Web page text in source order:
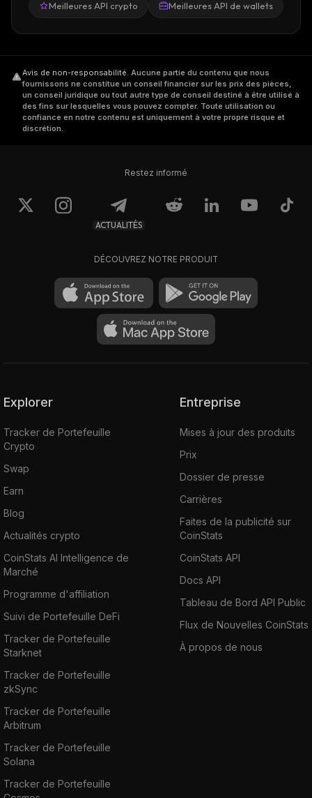
Meilleures API crypto Meilleures API de wallets
Avis de non-responsabilité Aucune partie du contenu que nous
fournissons ne constitue un conseil financier sur les prix des pièces,
un conseil juridique ou tout autre type de conseil destiné à être utilisé à
des fins sur lesquelles vous pouvez compter. Toute utilisation ou
confiance en notre contenu est uniquement à votre propre risque et
discrétion.
Restez informé
ACTUALITÉS
DÉCOUVREZ NOTRE PRODUIT
Explorer
Tracker de Portefeuille
Crypto
Swap
Earn
Blog
Actualités crypto
CoinStats AI Intelligence de
Marché
Programme d'affiliation
Suivi de Portefeuille DeFi
Tracker de Portefeuille
Starknet
Tracker de Portefeuille
zkSync
Tracker de Portefeuille
Arbitrum
Tracker de Portefeuille
Solana
Tracker de Portefeuille
Entreprise
Mises à jour des produits
Prix
Dossier de presse
Carrières
Faites de la publicité sur
CoinStats
CoinStats API
Docs API
Tableau de Bord API Public
Flux de Nouvelles CoinStats
À propos de nous